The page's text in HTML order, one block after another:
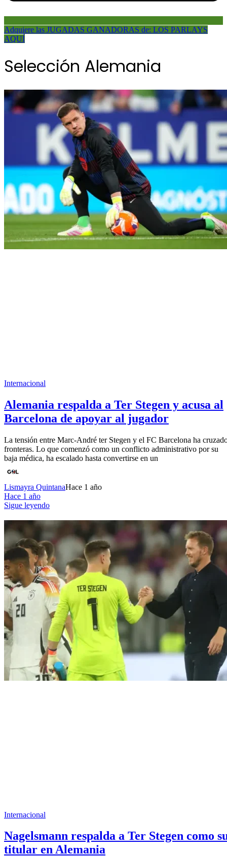
Adquiere las JUGADAS GANADORAS de: LOS PARLAYS
AQUÍ
Selección Alemania
Internacional
Alemania respalda a Ter Stegen y acusa al
Barcelona de apoyar al jugador
La tensión entre Marc-André ter Stegen y el FC Barcelona ha
fronteras. Lo que comenzó como un conflicto administrativo por su
baja médica, ha escalado hasta convertirse en un
Lismayra QuintanaHace 1 año
Hace 1 año
Sigue leyendo
Internacional
Nagelsmann respalda a Ter Stegen como
titular en Alemania